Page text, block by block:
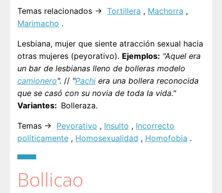
Temas relacionados → Tortillera , Machorra ,
Marimacho .
Lesbiana, mujer que siente atracción sexual hacia
otras mujeres (peyorativo). Ejemplos: "Aquel era
un bar de lesbianas lleno de bolleras modelo
camionero". // "Pachi era una bollera reconocida
que se casó con su novia de toda la vida."
Variantes
Bolleraza.
Temas → Peyorativo , Insulto , Incorrecto
políticamente , Homosexualidad , Homofobia .
Bollicao